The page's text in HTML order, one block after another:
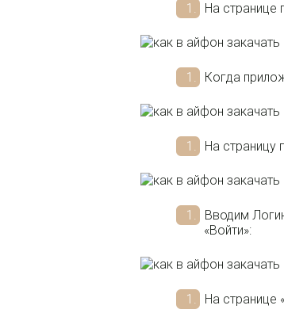
На странице
Когда
На страницу
Вводим
«Войти»:
На странице